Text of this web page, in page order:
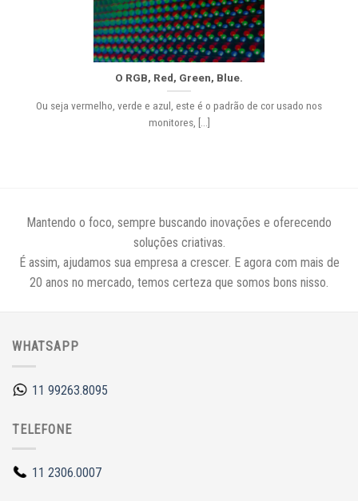
O RGB, Red, Green, Blue.
Ou seja vermelho, verde e azul, este é o padrão de cor usado nos
monitores, [...]
Mantendo o foco, sempre buscando inovações e oferecendo
soluções criativas.
É assim, ajudamos sua empresa a crescer. E agora com mais de
20 anos no mercado, temos certeza que somos bons nisso.
WHATSAPP
11 99263.8095
TELEFONE
11 2306.0007